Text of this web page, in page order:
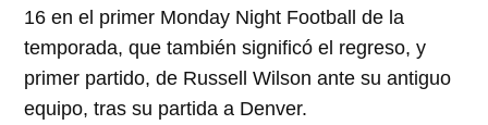
16 en el primer Monday Night Football de la
temporada, que también significó el regreso, y
primer partido, de Russell Wilson ante su antiguo
equipo, tras su partida a Denver.